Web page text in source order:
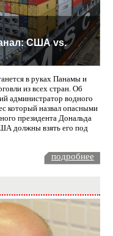
США vs.
в руках Панамы и
из всех стран. Об
администратор водного
который назвал опасными
президента Дональда
должны взять его под
подробнее